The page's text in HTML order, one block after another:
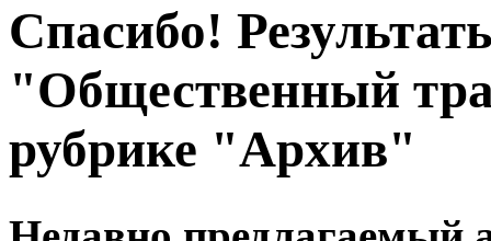
Спасибо!
"Общественный
рубрике "Архив"